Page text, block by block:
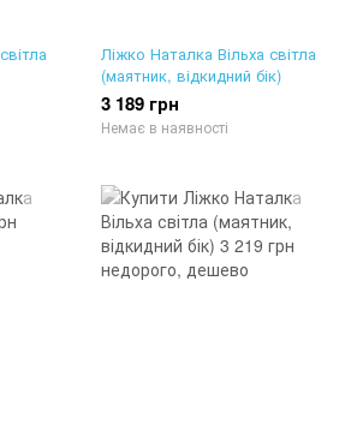
Ліжко Наталка Вільха світла
(маятник, відкидний бік)
3 189 грн
Немає в наявності